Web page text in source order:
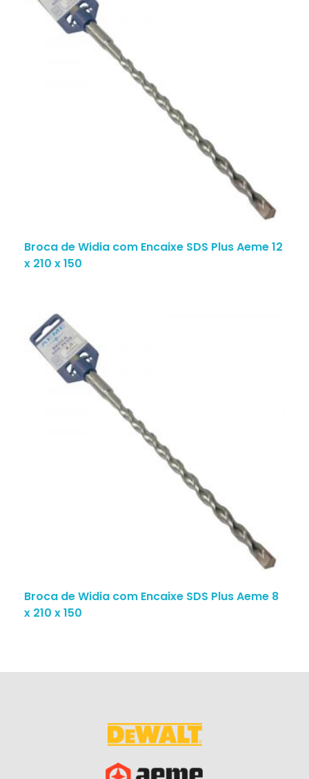
Broca de Widia com Encaixe SDS Plus Aeme 12
x 210 x 150
Broca de Widia com Encaixe SDS Plus Aeme 8
x 210 x 150